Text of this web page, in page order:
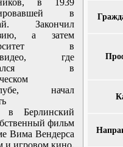
в
Закончил
а затем
в
где
в
начал
в Берлинский
фильм
Вима Вендерса
и игровом кино,